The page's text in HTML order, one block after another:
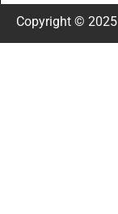
Copyright © 2025